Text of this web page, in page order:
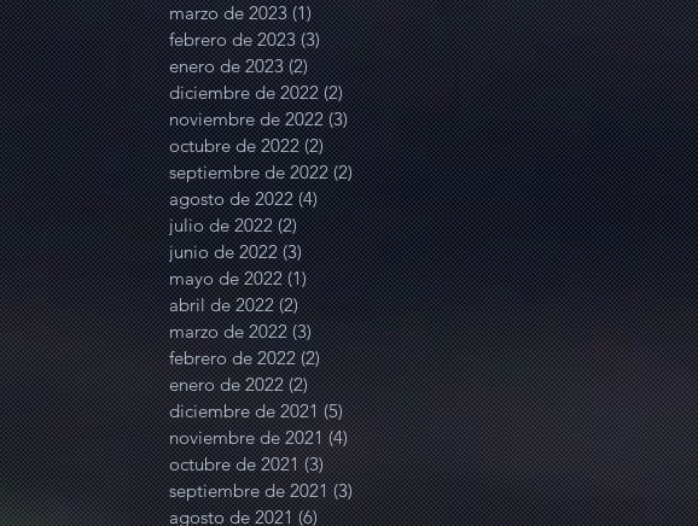
marzo de 2023 (1)1 entrada
febrero de 2023 (3)3 entradas
enero de 2023 (2)2 entradas
diciembre de 2022 (2)2 entradas
noviembre de 2022 (3)3 entradas
octubre de 2022 (2)2 entradas
septiembre de 2022 (2)2 entradas
agosto de 2022 (4)4 entradas
julio de 2022 (2)2 entradas
junio de 2022 (3)3 entradas
mayo de 2022 (1)1 entrada
abril de 2022 (2)2 entradas
marzo de 2022 (3)3 entradas
febrero de 2022 (2)2 entradas
enero de 2022 (2)2 entradas
diciembre de 2021 (5)5 entradas
noviembre de 2021 (4)4 entradas
octubre de 2021 (3)3 entradas
septiembre de 2021 (3)3 entradas
agosto de 2021 (6)6 entradas